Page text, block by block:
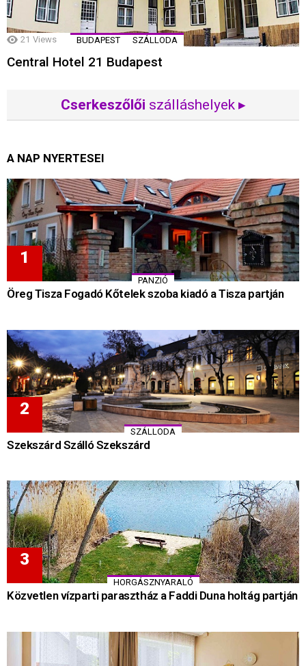
21 Views BUDAPEST SZÁLLODA
Central Hotel 21 Budapest
Cserkeszőlői szálláshelyek ▸
A NAP NYERTESEI
PANZIÓ
Öreg Tisza Fogadó Kőtelek szoba kiadó a Tisza partján
SZÁLLODA
Szekszárd Szálló Szekszárd
HORGÁSZNYARALÓ
Közvetlen vízparti parasztház a Faddi Duna holtág partján